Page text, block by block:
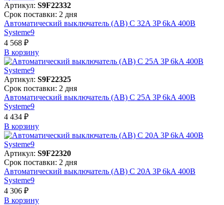
Артикул: S9F22332
Срок поставки: 2 дня
Автоматический выключатель (АВ) C 32A 3P 6kA 400В
Systeme9
4 568 ₽
В корзинy
Артикул: S9F22325
Срок поставки: 2 дня
Автоматический выключатель (АВ) C 25A 3P 6kA 400В
Systeme9
4 434 ₽
В корзинy
Артикул: S9F22320
Срок поставки: 2 дня
Автоматический выключатель (АВ) C 20A 3P 6kA 400В
Systeme9
4 306 ₽
В корзинy